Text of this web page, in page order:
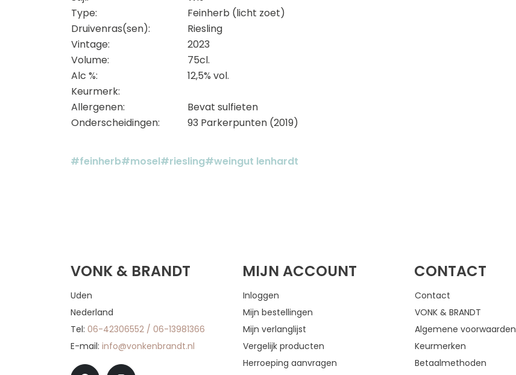
Type:
Feinherb (licht zoet)
Druivenras(sen):
Riesling
Vintage:
2023
Volume:
75cl.
Alc %:
12,5% vol.
Keurmerk:
Allergenen:
Bevat sulfieten
Onderscheidingen:
93 Parkerpunten (2019)
#feinherb#mosel#riesling#weingut lenhardt
VONK & BRANDT
Uden
Nederland
Tel: 06-42306552 / 06-13981366
E-mail: info@vonkenbrandt.nl
MIJN ACCOUNT
Inloggen
Mijn bestellingen
Mijn verlanglijst
Vergelijk producten
Herroeping aanvragen
CONTACT
Contact
VONK & BRANDT
Algemene voorwaarden
Keurmerken
Betaalmethoden